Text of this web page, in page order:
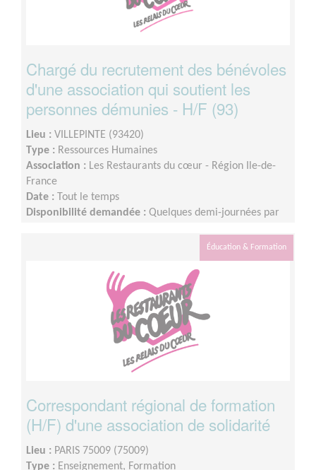
Chargé du recrutement des bénévoles
d'une association qui soutient les
personnes démunies - H/F (93)
Lieu : VILLEPINTE (93420)
Type : Ressources Humaines
Association : Les Restaurants du cœur - Région Ile-de-
France
Date : Tout le temps
Disponibilité demandée : Quelques demi-journées par
autonome pour organiser ton activité. Après ta période
d’intégration, une partie de la mission pourra
ponctuellement être réalisée en télétravail. Les
modalités et la fréquence de ton engagement seront
définies ensemble, en fonction de tes disponibilités et des
besoins de la mission. Si besoin, la mission pourra
également être partagée avec un binôme, afin de
faciliter son organisation et d’assurer une continuité dans
Éducation & Formation
Correspondant régional de formation
(H/F) d'une association de solidarité
Lieu : PARIS 75009 (75009)
Type : Enseignement, Formation